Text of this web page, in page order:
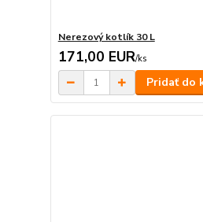
Nerezový kotlík 30 L
171,00 EUR/ks
Pridať do